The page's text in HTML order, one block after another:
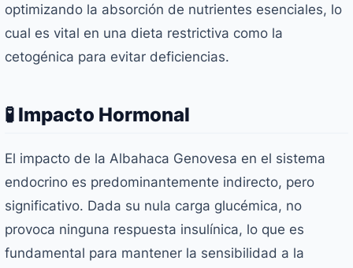
optimizando la absorción de nutrientes esenciales, lo
cual es vital en una dieta restrictiva como la
cetogénica para evitar deficiencias.
🧪 Impacto Hormonal
El impacto de la Albahaca Genovesa en el sistema
endocrino es predominantemente indirecto, pero
significativo. Dada su nula carga glucémica, no
provoca ninguna respuesta insulínica, lo que es
fundamental para mantener la sensibilidad a la